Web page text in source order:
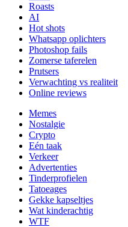
Roasts
AI
Hot shots
Whatsapp oplichters
Photoshop fails
Zomerse taferelen
Prutsers
Verwachting vs realiteit
Online reviews
Memes
Nostalgie
Crypto
Eén taak
Verkeer
Advertenties
Tinderprofielen
Tatoeages
Gekke kapseltjes
Wat kinderachtig
WTF